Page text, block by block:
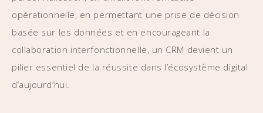
opérationnelle, en permettant une prise de décision
basée sur les données et en encourageant la
collaboration interfonctionnelle, un CRM devient un
pilier essentiel de la réussite dans l’écosystème digital
d’aujourd’hui.